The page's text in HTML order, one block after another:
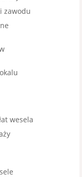
zawodu
wesela